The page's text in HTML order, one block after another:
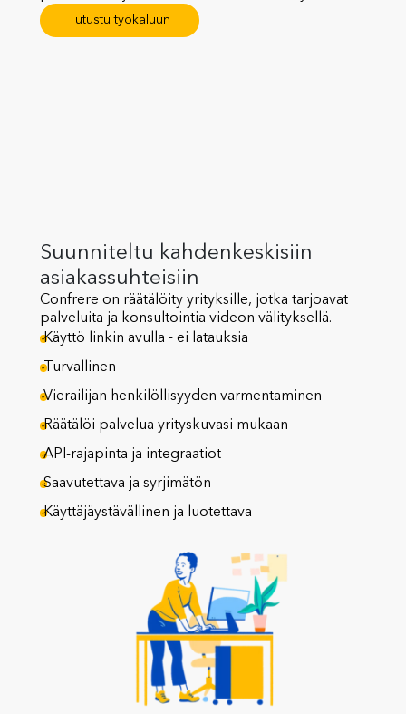
Tutustu työkaluun
Suunniteltu kahdenkeskisiin
asiakassuhteisiin
Confrere on räätälöity yrityksille, jotka tarjoavat
palveluita ja konsultointia videon välityksellä.
Käyttö linkin avulla - ei latauksia
Turvallinen
Vierailijan henkilöllisyyden varmentaminen
Räätälöi palvelua yrityskuvasi mukaan
API-rajapinta ja integraatiot
Saavutettava ja syrjimätön
Käyttäjäystävällinen ja luotettava